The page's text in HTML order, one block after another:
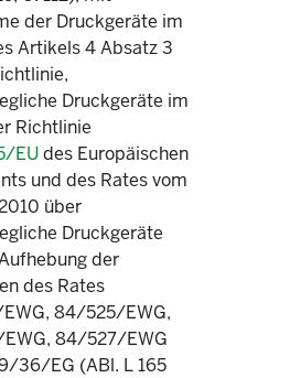
der Druckgeräte im
Artikels 4 Absatz 3
Druckgeräte im
Richtlinie
EUdes Europäischen
und des Rates vom
über
Druckgeräte
der
des Rates
84/525/EWG,
84/527/EWG
36/EG (ABl. L 165